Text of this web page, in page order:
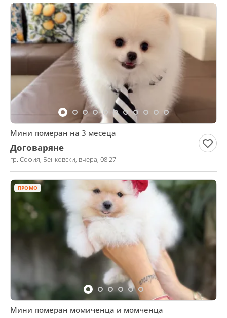
Мини померан на 3 месеца
Договаряне
гр. София, Бенковски, вчера, 08:27
ПРОМО
Мини померан момиченца и момченца